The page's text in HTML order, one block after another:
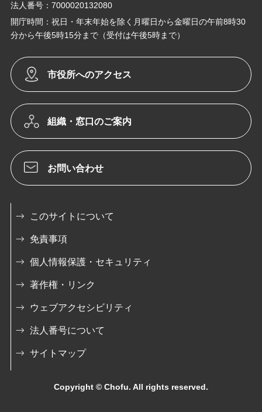
法人番号：7000020132080
開庁時間：祝日・年末年始を除く月曜日から金曜日の午前8時30
分から午後5時15分まで（受付は午後5時まで）
市役所へのアクセス
組織・窓口のご案内
お問い合わせ
このサイトについて
免責事項
個人情報保護・セキュリティ
著作権・リンク
ウェブアクセシビリティ
法人番号について
サイトマップ
Copyright © Chofu. All rights reserved.